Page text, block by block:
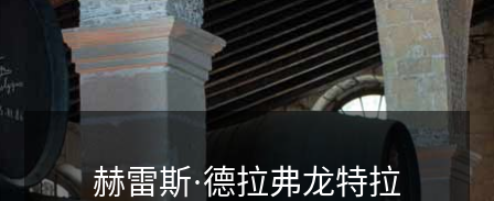
赫雷斯·德拉弗龙特拉